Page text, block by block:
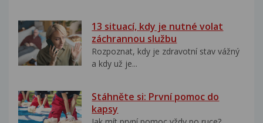
13 situací, kdy je nutné volat
záchrannou službu
Rozpoznat, kdy je zdravotní stav vážný
a kdy už je...
Stáhněte si: První pomoc do
kapsy